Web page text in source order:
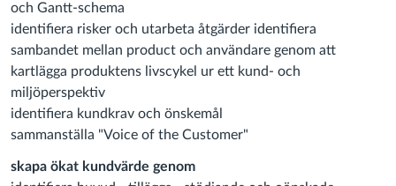
och Gantt-schema
identifiera risker och utarbeta åtgärder identifiera
sambandet mellan product och användare genom att
kartlägga produktens livscykel ur ett kund- och
miljöperspektiv
identifiera kundkrav och önskemål
sammanställa "Voice of the Customer"
skapa ökat kundvärde genom